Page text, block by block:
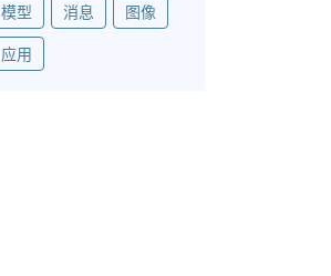
模型 消息
图像
应用